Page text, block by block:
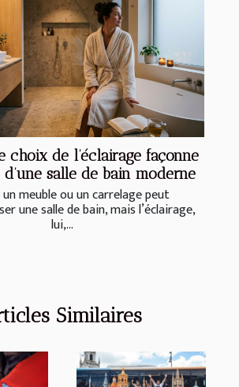
choix de l’éclairage façonne
d’une salle de bain moderne
meuble ou un carrelage peut
une salle de bain, mais l’éclairage,
lui,...
Similaires